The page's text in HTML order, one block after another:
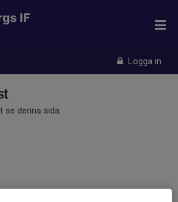
Logga in
IF
se denna sida.